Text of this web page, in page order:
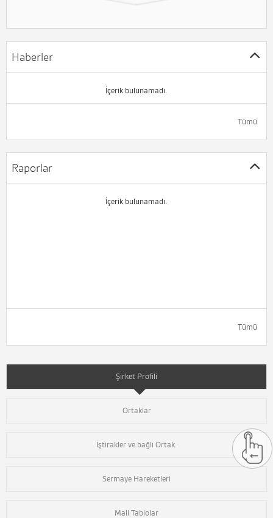
Haberler
İçerik bulunamadı.
Tümü
Raporlar
İçerik bulunamadı.
Tümü
Şirket Profili
Ortaklar
İştirakler ve bağlı Ortak.
Sermaye Hareketleri
Mali Tablolar